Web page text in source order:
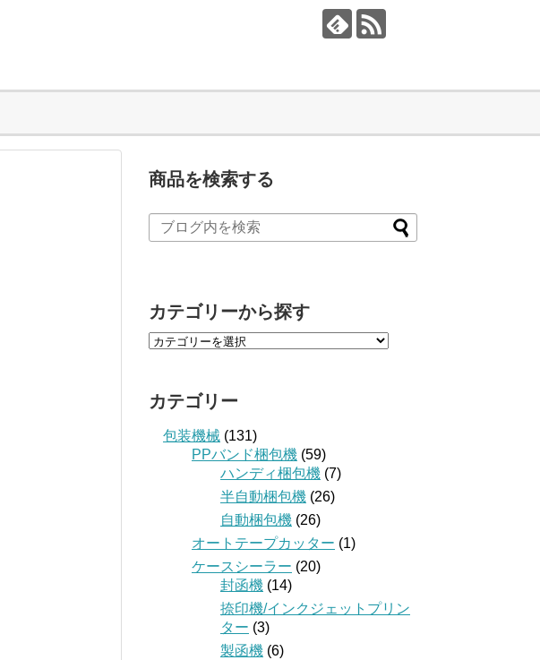
商品を検索する
カテゴリーから探す
カテゴリー
包装機械 (131)
PPバンド梱包機 (59)
ハンディ梱包機 (7)
半自動梱包機 (26)
自動梱包機 (26)
オートテープカッター (1)
ケースシーラー (20)
封函機 (14)
捺印機/インクジェットプリン
ター (3)
製函機 (6)